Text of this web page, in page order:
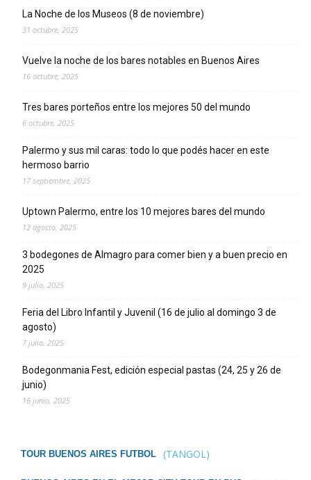
La Noche de los Museos (8 de noviembre)
31 octubre, 2025
Vuelve la noche de los bares notables en Buenos Aires
16 octubre, 2025
Tres bares porteños entre los mejores 50 del mundo
6 octubre, 2025
Palermo y sus mil caras: todo lo que podés hacer en este
hermoso barrio
17 septiembre, 2025
Uptown Palermo, entre los 10 mejores bares del mundo
12 agosto, 2025
3 bodegones de Almagro para comer bien y a buen precio en
2025
9 julio, 2025
Feria del Libro Infantil y Juvenil (16 de julio al domingo 3 de
agosto)
7 julio, 2025
Bodegonmania Fest, edición especial pastas (24, 25 y 26 de
junio)
16 junio, 2025
TOUR BUENOS AIRES FUTBOL (TANGOL)